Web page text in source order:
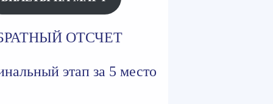
ОТСЧЕТ
этап за 5 место